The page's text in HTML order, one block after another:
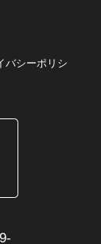
バシーポリシ